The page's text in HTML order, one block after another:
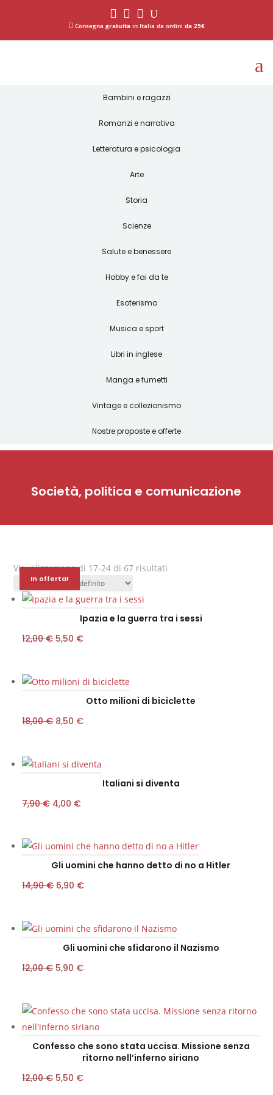
   U
 Consegna gratuitain Italia da ordini da 25€
a
Bambini e ragazzi
Romanzi e narrativa
Letteratura e psicologia
Arte
Storia
Scienze
Salute e benessere
Hobby e fai da te
Esoterismo
Musica e sport
Libri in inglese
Manga e fumetti
Vintage e collezionismo
Nostre proposte e offerte
Società, politica e comunicazione
Visualizzazione di 17-24 di 67 risultati
In offerta!
Ipazia e la guerra tra i sessi
12,00€ IL
ERA:
12,00 €.
5,50 €IL
È:
5,50 €.
In offerta!
Otto milioni di biciclette
18,00€ IL
ERA:
8,50 €IL
È:
8,50 €.
In offerta!
Italiani si diventa
7,90€ IL
ERA:
7,90 €.
4,00 €IL
È:
4,00 €.
In offerta!
Gli uomini che hanno detto di no a Hitler
14,90€ IL
ERA:
14,90 €.
6,90 €IL
È:
6,90 €.
In offerta!
Gli uomini che sfidarono il Nazismo
12,00€ IL
ERA:
12,00 €.
5,90 €IL
È:
5,90 €.
In offerta!
Confesso che sono stata uccisa. Missione senza
ritorno nell’inferno siriano
12,00€ IL
5,50 €IL
In offerta!
In offerta!